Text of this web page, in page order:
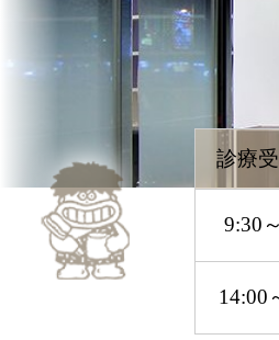
診療受付時間
9:30～12:00
14:00～19:30